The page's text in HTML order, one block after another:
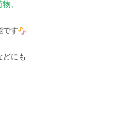
、
です
どにも